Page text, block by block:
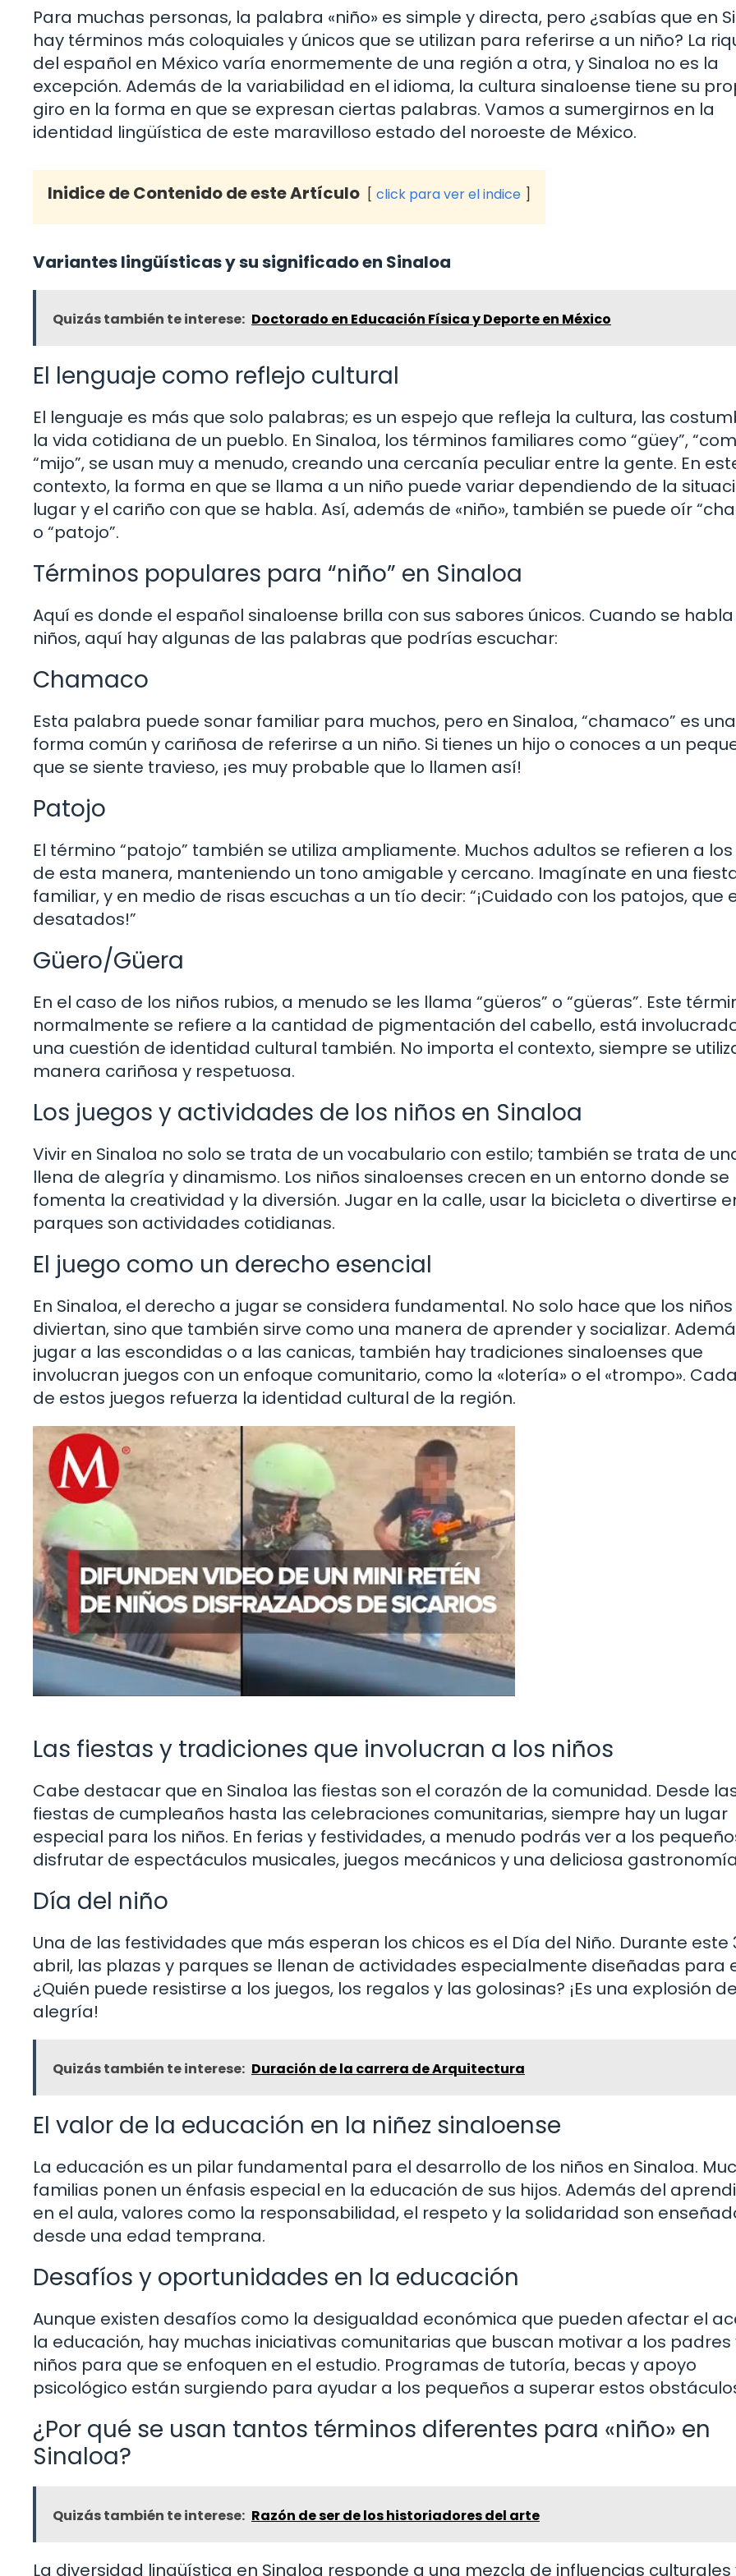
Para muchas personas, la palabra «niño» es simple y directa, pero ¿sabías que en
hay términos más coloquiales y únicos que se utilizan para referirse a un niño? La
del español en México varía enormemente de una región a otra, y Sinaloa no es la
excepción. Además de la variabilidad en el idioma, la cultura sinaloense tiene su
giro en la forma en que se expresan ciertas palabras. Vamos a sumergirnos en la
identidad lingüística de este maravilloso estado del noroeste de México.
Inidice de Contenido de este Artículo click para ver el indice
Variantes lingüísticas y su significado en Sinaloa
Quizás también te interese: Doctorado en Educación Física y Deporte en México
El lenguaje como reflejo cultural
El lenguaje es más que solo palabras; es un espejo que refleja la cultura, las
la vida cotidiana de un pueblo. En Sinaloa, los términos familiares como “güey”,
“mijo”, se usan muy a menudo, creando una cercanía peculiar entre la gente. En
contexto, la forma en que se llama a un niño puede variar dependiendo de la
lugar y el cariño con que se habla. Así, además de «niño», también se puede oír
o “patojo”.
Términos populares para “niño” en Sinaloa
Aquí es donde el español sinaloense brilla con sus sabores únicos. Cuando se
niños, aquí hay algunas de las palabras que podrías escuchar:
Chamaco
Esta palabra puede sonar familiar para muchos, pero en Sinaloa, “chamaco” es una
forma común y cariñosa de referirse a un niño. Si tienes un hijo o conoces a un
que se siente travieso, ¡es muy probable que lo llamen así!
Patojo
El término “patojo” también se utiliza ampliamente. Muchos adultos se refieren a
de esta manera, manteniendo un tono amigable y cercano. Imagínate en una
familiar, y en medio de risas escuchas a un tío decir: “¡Cuidado con los patojos, que
desatados!”
Güero/Güera
En el caso de los niños rubios, a menudo se les llama “güeros” o “güeras”. Este
normalmente se refiere a la cantidad de pigmentación del cabello, está
una cuestión de identidad cultural también. No importa el contexto, siempre se
manera cariñosa y respetuosa.
Los juegos y actividades de los niños en Sinaloa
Vivir en Sinaloa no solo se trata de un vocabulario con estilo; también se trata de
llena de alegría y dinamismo. Los niños sinaloenses crecen en un entorno donde se
fomenta la creatividad y la diversión. Jugar en la calle, usar la bicicleta o divertirse
parques son actividades cotidianas.
El juego como un derecho esencial
En Sinaloa, el derecho a jugar se considera fundamental. No solo hace que los
diviertan, sino que también sirve como una manera de aprender y socializar.
jugar a las escondidas o a las canicas, también hay tradiciones sinaloenses que
involucran juegos con un enfoque comunitario, como la «lotería» o el «trompo».
de estos juegos refuerza la identidad cultural de la región.
Las fiestas y tradiciones que involucran a los niños
Cabe destacar que en Sinaloa las fiestas son el corazón de la comunidad. Desde
fiestas de cumpleaños hasta las celebraciones comunitarias, siempre hay un lugar
especial para los niños. En ferias y festividades, a menudo podrás ver a los
disfrutar de espectáculos musicales, juegos mecánicos y una deliciosa
Día del niño
Una de las festividades que más esperan los chicos es el Día del Niño. Durante este
abril, las plazas y parques se llenan de actividades especialmente diseñadas para
¿Quién puede resistirse a los juegos, los regalos y las golosinas? ¡Es una explosión
alegría!
Quizás también te interese: Duración de la carrera de Arquitectura
El valor de la educación en la niñez sinaloense
La educación es un pilar fundamental para el desarrollo de los niños en Sinaloa.
familias ponen un énfasis especial en la educación de sus hijos. Además del
en el aula, valores como la responsabilidad, el respeto y la solidaridad son
desde una edad temprana.
Desafíos y oportunidades en la educación
Aunque existen desafíos como la desigualdad económica que pueden afectar el
la educación, hay muchas iniciativas comunitarias que buscan motivar a los padres
niños para que se enfoquen en el estudio. Programas de tutoría, becas y apoyo
psicológico están surgiendo para ayudar a los pequeños a superar estos
¿Por qué se usan tantos términos diferentes para «niño» en
Sinaloa?
Quizás también te interese: Razón de ser de los historiadores del arte
La diversidad lingüística en Sinaloa responde a una mezcla de influencias culturales